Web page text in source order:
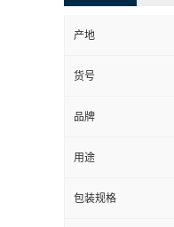
产地
货号
品牌
用途
包装规格